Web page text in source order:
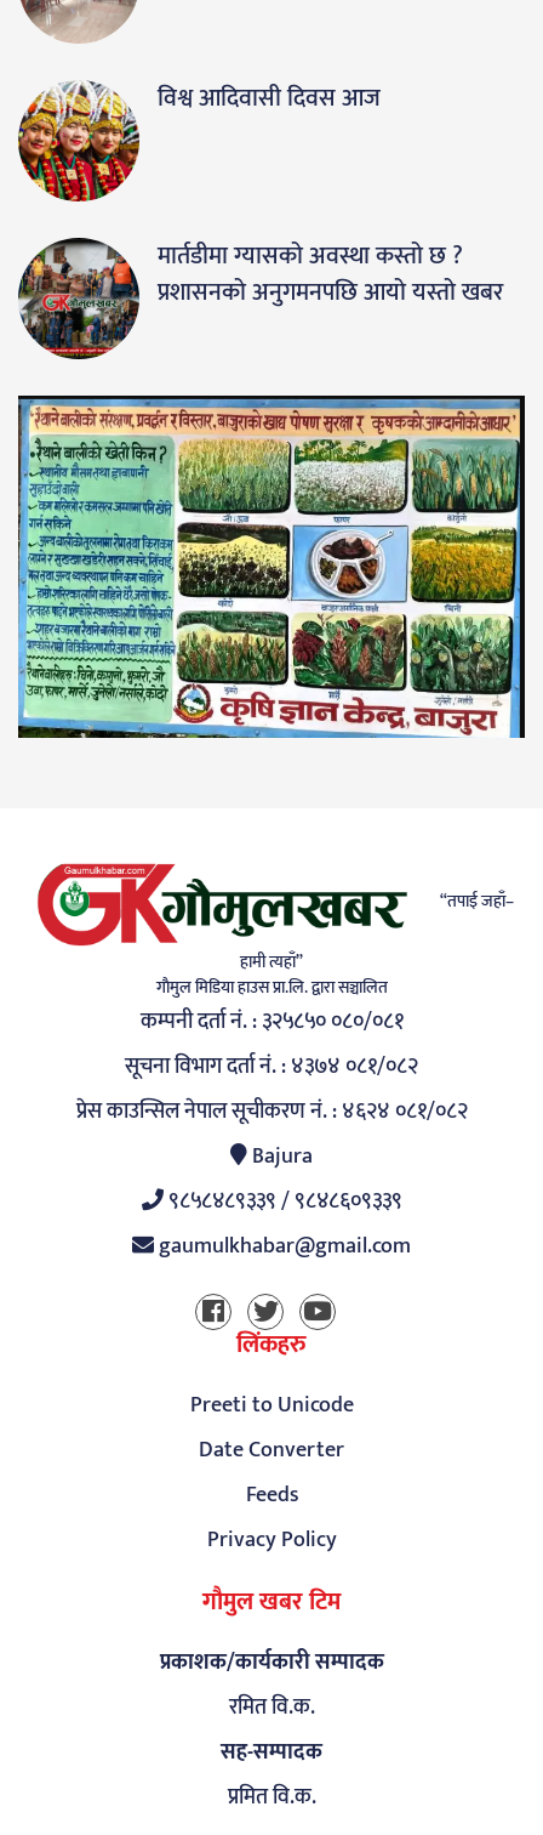
विश्व आदिवासी दिवस आज
मार्तडीमा ग्यासको अवस्था कस्तो छ ?
प्रशासनको अनुगमनपछि आयो यस्तो खबर
“तपाई जहाँ–
हामी त्यहाँ”
गाैमुल मिडिया हाउस प्रा.लि. द्वारा सञ्चालित
कम्पनी दर्ता नं. : ३२५८५० ०८०/०८१
सूचना विभाग दर्ता नं. : ४३७४ ०८१/०८२
प्रेस काउन्सिल नेपाल सूचीकरण नं. : ४६२४ ०८१/०८२
Bajura
९८५८४८९३३९ / ९८४८६०९३३९
gaumulkhabar@gmail.com
लिंकहरु
Preeti to Unicode
Date Converter
Feeds
Privacy Policy
गौमुल खबर टिम
प्रकाशक/कार्यकारी सम्पादक
रमित वि.क.
सह-सम्पादक
प्रमित वि.क.